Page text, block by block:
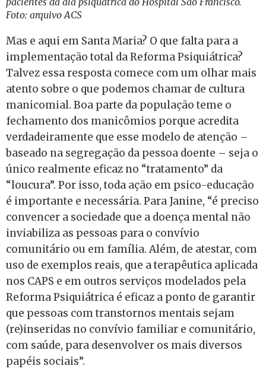
Foto: arquivo ACS
Mas e aqui em Santa Maria? O que falta para a
implementação total da Reforma Psiquiátrica?
Talvez essa resposta comece com um olhar mais
atento sobre o que podemos chamar de cultura
manicomial. Boa parte da população teme o
fechamento dos manicômios porque acredita
verdadeiramente que esse modelo de atenção –
baseado na segregação da pessoa doente – seja o
único realmente eficaz no “tratamento” da
“loucura”. Por isso, toda ação em psico-educação
é importante e necessária. Para Janine, “é preciso
convencer a sociedade que a doença mental não
inviabiliza as pessoas para o convívio
comunitário ou em família. Além, de atestar, com
uso de exemplos reais, que a terapêutica aplicada
nos CAPS e em outros serviços modelados pela
Reforma Psiquiátrica é eficaz a ponto de garantir
que pessoas com transtornos mentais sejam
(re)inseridas no convívio familiar e comunitário,
com saúde, para desenvolver os mais diversos
papéis sociais”.